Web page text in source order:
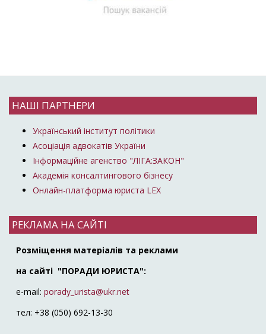
НАШІ ПАРТНЕРИ
Український інститут політики
Асоціація адвокатів України
Інформаційне агенство "ЛІГА:ЗАКОН"
Академія консалтингового бізнесу
Онлайн-платформа юриста LEX
РЕКЛАМА НА САЙТІ
Розміщення матеріалів та реклами
на сайті "ПОРАДИ ЮРИСТА":
e-mail: porady_urista@ukr.net
тел: +38 (050) 692-13-30